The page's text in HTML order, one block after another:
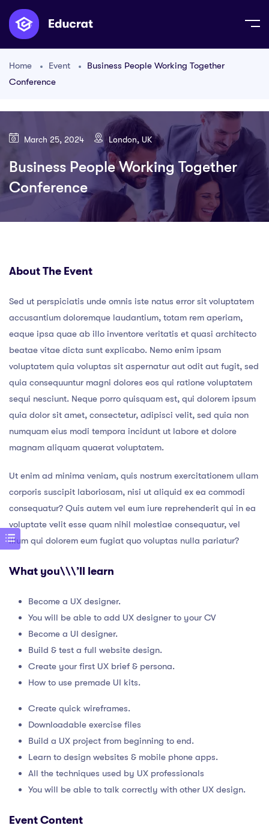
Home Event
Business People Working Together
Conference
March 25, 2024 London, UK
Business People Working Together
Conference
About The Event
Sed ut perspiciatis unde omnis iste natus error sit voluptatem
accusantium doloremque laudantium, totam rem aperiam,
eaque ipsa quae ab illo inventore veritatis et quasi architecto
beatae vitae dicta sunt explicabo. Nemo enim ipsam
voluptatem quia voluptas sit aspernatur aut odit aut fugit, sed
quia consequuntur magni dolores eos qui ratione voluptatem
sequi nesciunt. Neque porro quisquam est, qui dolorem ipsum
quia dolor sit amet, consectetur, adipisci velit, sed quia non
numquam eius modi tempora incidunt ut labore et dolore
magnam aliquam quaerat voluptatem.
Ut enim ad minima veniam, quis nostrum exercitationem ullam
corporis suscipit laboriosam, nisi ut aliquid ex ea commodi
consequatur? Quis autem vel eum iure reprehenderit qui in ea
voluptate velit esse quam nihil molestiae consequatur, vel
illum qui dolorem eum fugiat quo voluptas nulla pariatur?
What you\\\’ll learn
Become a UX designer.
You will be able to add UX designer to your CV
Become a UI designer.
Build & test a full website design.
Create your first UX brief & persona.
How to use premade UI kits.
Create quick wireframes.
Downloadable exercise files
Build a UX project from beginning to end.
Learn to design websites & mobile phone apps.
All the techniques used by UX professionals
You will be able to talk correctly with other UX design.
Event Content